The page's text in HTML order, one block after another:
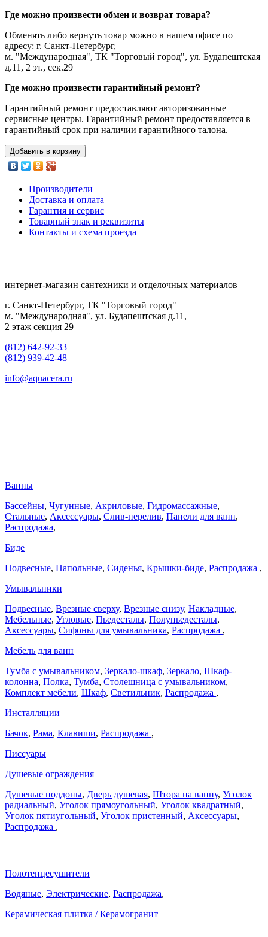
Где можно произвести обмен и возврат товара?
Обменять либо вернуть товар можно в нашем офисе по
адресу: г. Санкт-Петербург,
м. "Международная", ТК "Торговый город", ул. Будапештская
д.11, 2 эт., сек.29
Где можно произвести гарантийный ремонт?
Гарантийный ремонт предоставляют авторизованные
сервисные центры. Гарантийный ремонт предоставляется в
гарантийный срок при наличии гарантийного талона.
Добавить в корзину
Производители
Доставка и оплата
Гарантия и сервис
Товарный знак и реквизиты
Контакты и схема проезда
интернет-магазин сантехники и отделочных материалов
г. Санкт-Петербург, ТК "Торговый город"
м. "Международная", ул. Будапештская д.11,
2 этаж секция 29
(812) 642-92-33
(812) 939-42-48
info@aquacera.ru
Ванны
Бассейны, Чугунные, Акриловые, Гидромассажные,
Стальные, Аксессуары, Слив-перелив, Панели для ванн,
Распродажа,
Биде
Подвесные, Напольные, Сиденья, Крышки-биде, Распродажа ,
Умывальники
Подвесные, Врезные сверху, Врезные снизу, Накладные,
Мебельные, Угловые, Пьедесталы, Полупьедесталы,
Аксессуары, Сифоны для умывальника, Распродажа ,
Мебель для ванн
Тумба с умывальником, Зеркало-шкаф, Зеркало, Шкаф-
колонна, Полка, Тумба, Столешница с умывальником,
Комплект мебели, Шкаф, Светильник, Распродажа ,
Инсталляции
Бачок, Рама, Клавиши, Распродажа ,
Писсуары
Душевые ограждения
Душевые поддоны, Дверь душевая, Штора на ванну, Уголок
радиальный, Уголок прямоугольный, Уголок квадратный,
Уголок пятиугольный, Уголок пристенный, Аксессуары,
Распродажа ,
Полотенцесушители
Водяные, Электрические, Распродажа,
Керамическая плитка / Керамогранит